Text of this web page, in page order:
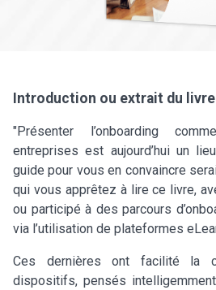
Introduction ou extrait du
"Présenter l’onboarding
entreprises est aujourd’hui un
guide pour vous en convaincre
qui vous apprêtez à lire ce livre,
ou participé à des parcours
via l’utilisation de plateformes
Ces dernières ont facilité la
dispositifs, pensés